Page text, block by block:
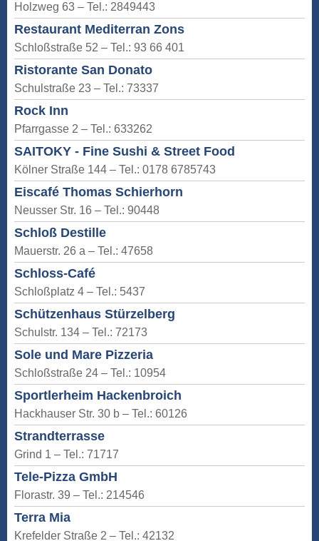
Holzweg 63 – Tel.: 2849443
Restaurant Mediterran Zons
Schloßstraße 52 – Tel.: 93 66 401
Ristorante San Donato
Schulstraße 23 – Tel.: 73337
Rock Inn
Pfarrgasse 2 – Tel.: 633262
SAITOKY - Fine Sushi & Street Food
Kölner Straße 144 – Tel.: 0178 6785743
Eiscafé Thomas Schierhorn
Neusser Str. 16 – Tel.: 90448
Schloß Destille
Mauerstr. 26 a – Tel.: 47658
Schloss-Café
Schloßplatz 4 – Tel.: 5437
Schützenhaus Stürzelberg
Schulstr. 134 – Tel.: 72173
Sole und Mare Pizzeria
Schloßstraße 24 – Tel.: 10954
Sportlerheim Hackenbroich
Hackhauser Str. 30 b – Tel.: 60126
Strandterrasse
Grind 1 – Tel.: 71717
Tele-Pizza GmbH
Florastr. 39 – Tel.: 214546
Terra Mia
Krefelder Straße 2 – Tel.: 42132